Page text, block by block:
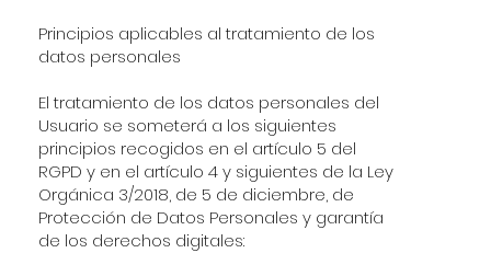
Principios aplicables al tratamiento de los
datos personales
El tratamiento de los datos personales del
Usuario se someterá a los siguientes
principios recogidos en el artículo 5 del
RGPD y en el artículo 4 y siguientes de la Ley
Orgánica 3/2018, de 5 de diciembre, de
Protección de Datos Personales y garantía
de los derechos digitales: